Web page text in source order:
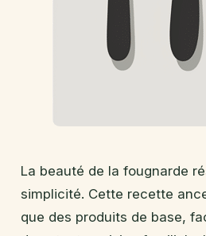
La beauté de la fougnarde
simplicité. Cette recette
que des produits de base,